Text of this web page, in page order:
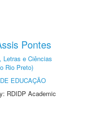
Pontes
Letras e Ciências
Rio Preto)
EDUCAÇÃO
RDIDP Academic